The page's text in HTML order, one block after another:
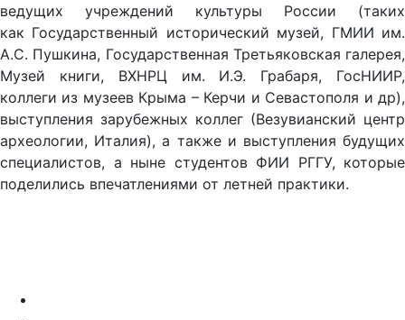
ведущих учреждений культуры России (таких
как Государственный исторический музей, ГМИИ им.
А.С. Пушкина, Государственная Третьяковская галерея,
Музей книги, ВХНРЦ им. И.Э. Грабаря, ГосНИИР,
коллеги из музеев Крыма – Керчи и Севастополя и др),
выступления зарубежных коллег (Везувианский центр
археологии, Италия), а также и выступления будущих
специалистов, а ныне студентов ФИИ РГГУ, которые
поделились впечатлениями от летней практики.